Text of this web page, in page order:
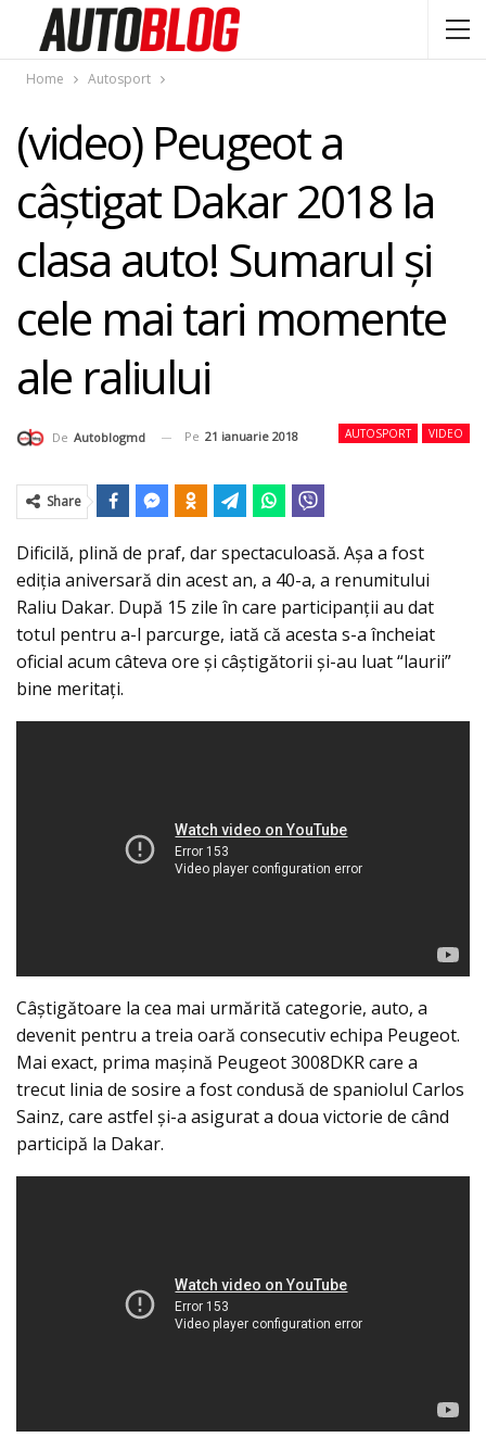
Home Autosport
(video) Peugeot a
câştigat Dakar 2018 la
clasa auto! Sumarul şi
cele mai tari momente
ale raliului
AUTOSPORT VIDEO
De Autoblogmd Pe 21 ianuarie 2018
Share
Dificilă, plină de praf, dar spectaculoasă. Aşa a fost
ediţia aniversară din acest an, a 40-a, a renumitului
Raliu Dakar. După 15 zile în care participanţii au dat
totul pentru a-l parcurge, iată că acesta s-a încheiat
oficial acum câteva ore şi câştigătorii şi-au luat “laurii”
bine meritaţi.
Câştigătoare la cea mai urmărită categorie, auto, a
devenit pentru a treia oară consecutiv echipa Peugeot.
Mai exact, prima maşină Peugeot 3008DKR care a
trecut linia de sosire a fost condusă de spaniolul Carlos
Sainz, care astfel şi-a asigurat a doua victorie de când
participă la Dakar.